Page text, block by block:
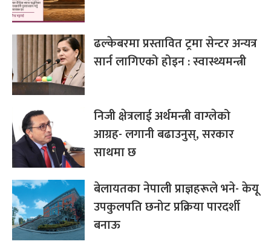
ढल्केबरमा प्रस्तावित ट्रमा सेन्टर अन्यत्र
सार्न लागिएको होइन : स्वास्थ्यमन्त्री
निजी क्षेत्रलाई अर्थमन्त्री वाग्लेको
आग्रह- लगानी बढाउनुस्, सरकार
साथमा छ
बेलायतका नेपाली प्राज्ञहरूले भने- केयू
उपकुलपति छनोट प्रक्रिया पारदर्शी
बनाऊ